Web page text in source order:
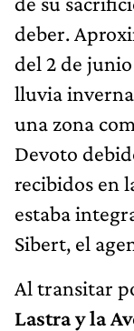
deber.
del 2 de
lluvia
una zona
Devoto
recibidos en
estaba
Sibert, el
Al transitar
Lastra y la